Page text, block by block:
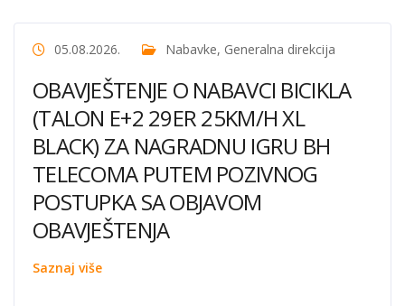
05.08.2026. Nabavke, Generalna direkcija
OBAVJEŠTENJE O NABAVCI BICIKLA
(TALON E+2 29ER 25KM/H XL
BLACK) ZA NAGRADNU IGRU BH
TELECOMA PUTEM POZIVNOG
POSTUPKA SA OBJAVOM
OBAVJEŠTENJA
Saznaj više